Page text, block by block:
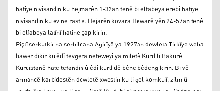
hatîye nivîsandin ku hejmarên 1-32an tenê bi elfabeya erebî hatiye
nivîsandin ku ev ne rast e. Hejarên kovara Hewarê yên 24-57an tenê
bi elfabeya latînî hatine çap kirin.
Piştî serkutkirina serhildana Agirîyê ya 1927an dewleta Tirkîye weha
bawer dikir ku êdî tevgera neteweyî ya miletê Kurd li Bakurê
Kurdistanê hate tefandin û êdî kurd dê bêne bêdeng kirin. Bi vê
armancê karbidestên dewletê xwestin ku li gel komkujî, zilm û